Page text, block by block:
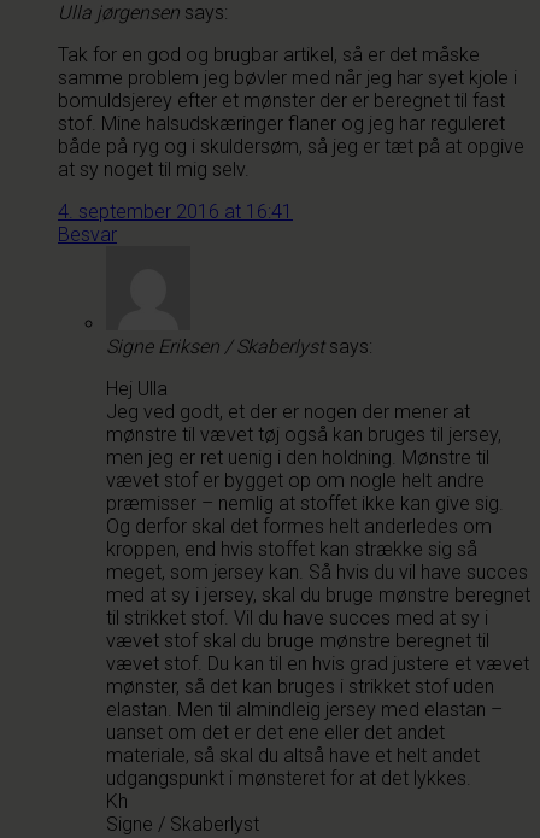
Ulla jørgensen says:
Tak for en god og brugbar artikel, så er det måske
samme problem jeg bøvler med når jeg har syet kjole i
bomuldsjerey efter et mønster der er beregnet til fast
stof. Mine halsudskæringer flaner og jeg har reguleret
både på ryg og i skuldersøm, så jeg er tæt på at opgive
at sy noget til mig selv.
4. september 2016 at 16:41
Besvar
Signe Eriksen / Skaberlyst says:
Hej Ulla
Jeg ved godt, et der er nogen der mener at
mønstre til vævet tøj også kan bruges til jersey,
men jeg er ret uenig i den holdning. Mønstre til
vævet stof er bygget op om nogle helt andre
præmisser – nemlig at stoffet ikke kan give sig.
Og derfor skal det formes helt anderledes om
kroppen, end hvis stoffet kan strække sig så
meget, som jersey kan. Så hvis du vil have succes
med at sy i jersey, skal du bruge mønstre beregnet
til strikket stof. Vil du have succes med at sy i
vævet stof skal du bruge mønstre beregnet til
vævet stof. Du kan til en hvis grad justere et vævet
mønster, så det kan bruges i strikket stof uden
elastan. Men til almindleig jersey med elastan –
uanset om det er det ene eller det andet
materiale, så skal du altså have et helt andet
udgangspunkt i mønsteret for at det lykkes.
Kh
Signe / Skaberlyst